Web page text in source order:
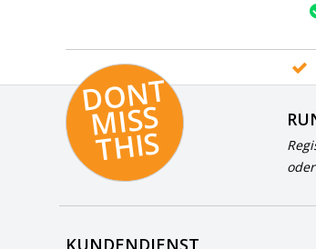
D
O
N
T
MI
S
S
T
HI
S
KUNDENDIENST